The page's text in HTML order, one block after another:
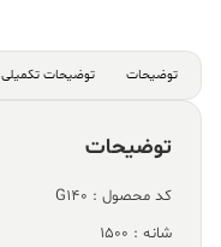
توضیحات توضیحات تکمیلی
توضیحات
کد محصول : G140
شانه : 1500